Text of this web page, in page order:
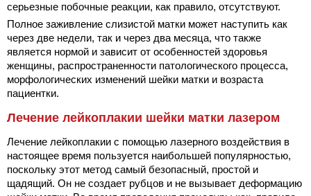
серьезные побочные реакции, как правило, отсутствуют.
Полное заживление слизистой матки может наступить как
через две недели, так и через два месяца, что также
является нормой и зависит от особенностей здоровья
женщины, распространенности патологического процесса,
морфологических изменений шейки матки и возраста
пациентки.
Лечение лейкоплакии шейки матки лазером
Лечение лейкоплакии с помощью лазерного воздействия в
настоящее время пользуется наибольшей популярностью,
поскольку этот метод самый безопасный, простой и
щадящий. Он не создает рубцов и не вызывает деформацию